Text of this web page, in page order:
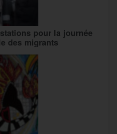
pour la journée
des migrants